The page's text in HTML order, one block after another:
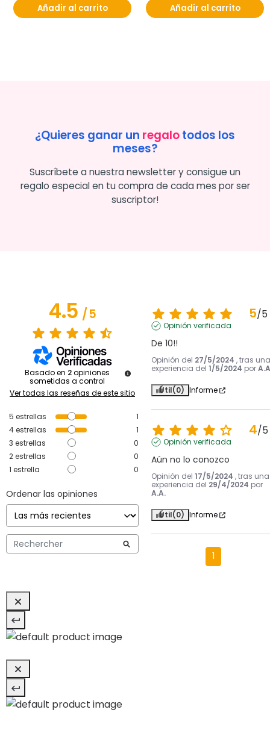
Añadir al carrito Añadir al carrito
¿Quieres ganar un regalotodos los
meses?
Suscríbete a nuestra newsletter y consigue un
regalo especial en tu compra de cada mes por ser
suscriptor!
4.5/5
Basado en 2 opiniones
sometidas a control
Ver todas las reseñas de este sitio
5 estrellas
1
4estrellas
1
3 estrellas
0
2estrellas
0
1 estrella 0
Ordenar las opiniones
5/5
Opinión verificada
De 10!!
Opinión del 27/5/2024 , tras una
experiencia del 1/5/2024 por
Útil(0) Informe
4/5
Opinión verificada
Aún no lo conozco
Opinión del 17/5/2024 , tras una
experiencia del 29/4/2024 por
A.A.
Útil(0) Informe
1